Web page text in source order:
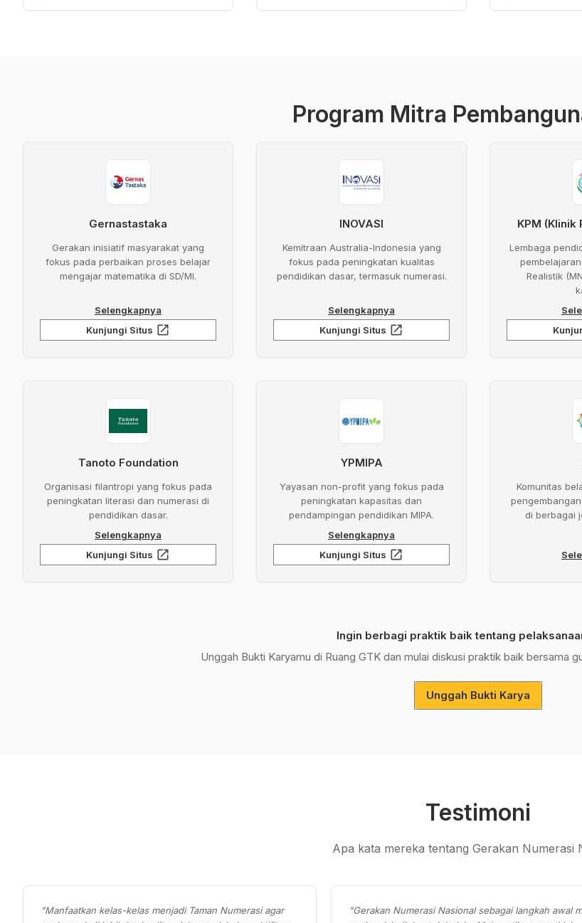
Program Mitra
Gernastastaka
Gerakan inisiatif masyarakat yang
fokus pada perbaikan proses belajar
mengajar matematika di SD/MI.
Selengkapnya
Kunjungi Situs open_in_new
INOVASI
Kemitraan Australia-Indonesia yang
fokus pada peningkatan kualitas
pendidikan dasar, termasuk numerasi.
Selengkapnya
Kunjungi Situs open_in_new
KPM (Klinik
Lembaga
Realistik
Tanoto Foundation
Organisasi filantropi yang fokus pada
peningkatan literasi dan numerasi di
pendidikan dasar.
Selengkapnya
Kunjungi Situs open_in_new
YPMIPA
Yayasan non-profit yang fokus pada
peningkatan kapasitas dan
pendampingan pendidikan MIPA.
Selengkapnya
Kunjungi Situs open_in_new
Komunitas
di berbagai
Ingin berbagi praktik baik tentang
Unggah Bukti Karyamu di Ruang GTK dan mulai diskusi praktik baik bersama
Unggah Bukti Karya
Testimoni
Apa kata mereka tentang Gerakan Numerasi
"Manfaatkan kelas-kelas menjadi Taman Numerasi agar
"Gerakan Numerasi Nasional sebagai langkah awal